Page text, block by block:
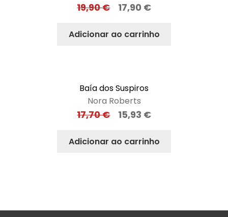
19,90€ 17,90 €
Adicionar ao carrinho
Baía dos Suspiros
Nora Roberts
17,70€ 15,93 €
Adicionar ao carrinho